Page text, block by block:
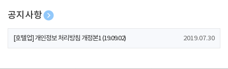
공지사항
[호텔업] 개인정보 처리방침 개정본2 (19.09.02)
[호텔업] 개인정보 처리방침 개정본1 (19.09.02) 2019.07.30